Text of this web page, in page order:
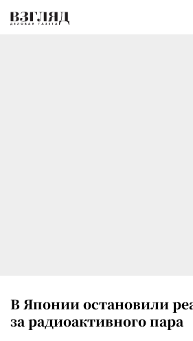
В Японии остановили
за радиоактивного пара